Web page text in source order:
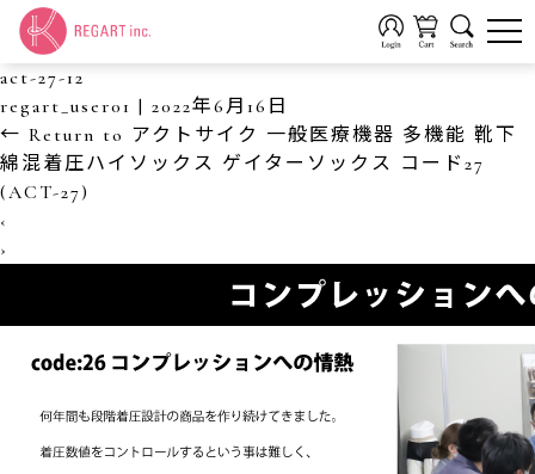
act-27-12
regart_user01 | 2022年6月16日
← Return to アクトサイク 一般医療機器 多機能 靴下
綿混着圧ハイソックス ゲイターソックス コード27
(ACT-27)
‹
›